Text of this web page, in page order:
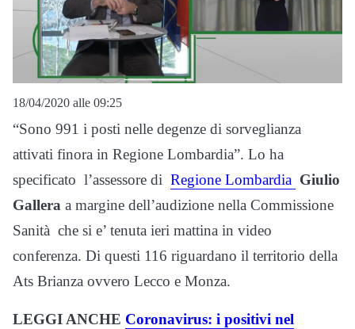
18/04/2020 alle 09:25
“Sono 991 i posti nelle degenze di sorveglianza
attivati finora in Regione Lombardia”. Lo ha
specificato l’assessore di Regione Lombardia Giulio
Gallera a margine dell’audizione nella Commissione
Sanità che si e’ tenuta ieri mattina in video
conferenza. Di questi 116 riguardano il territorio della
Ats Brianza ovvero Lecco e Monza.
LEGGI ANCHE Coronavirus: i positivi nel